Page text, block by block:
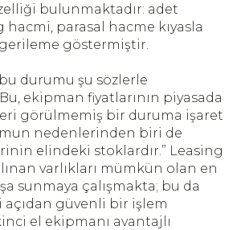
bulunmaktadır: adet
hacmi, parasal hacme kıyasla
gerileme göstermiştir.
durumu şu sözlerle
ekipman fiyatlarının piyasada
görülmemiş bir duruma işaret
nedenlerinden biri de
elindeki stoklardır.” Leasing
varlıkları mümkün olan en
sunmaya çalışmakta; bu da
açıdan güvenli bir işlem
el ekipmanı avantajlı